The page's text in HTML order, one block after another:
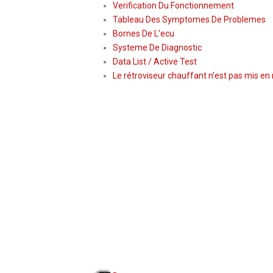
Verification Du Fonctionnement
Tableau Des Symptomes De Problemes
Bornes De L'ecu
Systeme De Diagnostic
Data List / Active Test
Le rétroviseur chauffant n'est pas mis